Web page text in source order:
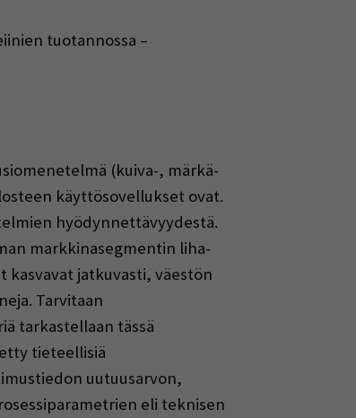
tuotannossa –
(kuiva-, märkä-
käyttösovellukset ovat.
hyödynnettävyydestä.
markkinasegmentin liha-
jatkuvasti, väestön
Tarvitaan
tarkastellaan tässä
tieteellisiä
uutuusarvon,
eli teknisen